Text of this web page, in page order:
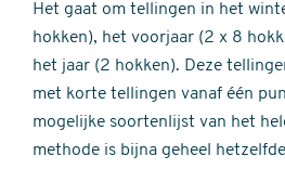
Het gaat om tellingen in het
hokken), het voorjaar (2 x 8
het jaar (2 hokken). Deze
met korte tellingen vanaf één
mogelijke soortenlijst van het
methode is bijna geheel